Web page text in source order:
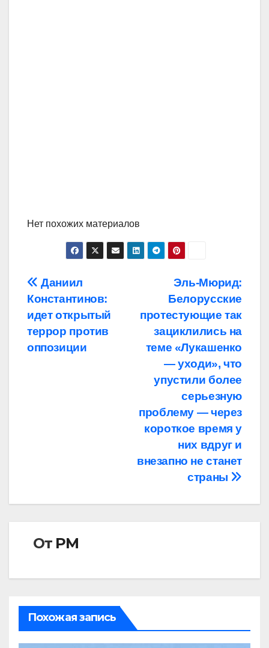
Нет похожих материалов
Навигация
по
записям
Эль-Мюрид:
Белорусские
протестующие так
зациклились на
теме «Лукашенко
— уходи», что
упустили более
серьезную
проблему — через
короткое время у
них вдруг и
внезапно не станет
страны
Даниил
Константинов:
идет открытый
террор против
оппозиции
От РМ
Похожая запись